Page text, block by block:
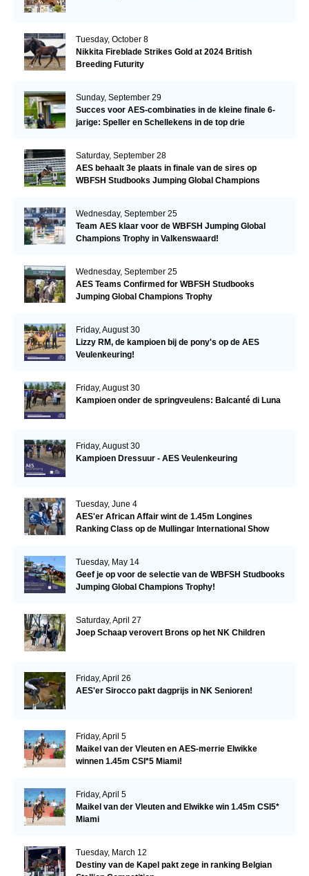
Tuesday, October 8
Nikkita Fireblade Strikes Gold at 2024 British
Breeding Futurity
Sunday, September 29
Succes voor AES-combinaties in de kleine finale 6-
jarige: Speller en Schellekens in de top drie
Saturday, September 28
AES behaalt 3e plaats in finale van de sires op
WBFSH Studbooks Jumping Global Champions
Wednesday, September 25
Team AES klaar voor de WBFSH Jumping Global
Champions Trophy in Valkenswaard!
Wednesday, September 25
AES Teams Confirmed for WBFSH Studbooks
Jumping Global Champions Trophy
Friday, August 30
Lizzy RM, de kampioen bij de pony's op de AES
Veulenkeuring!
Friday, August 30
Kampioen onder de springveulens: Balcanté di Luna
Friday, August 30
Kampioen Dressuur - AES Veulenkeuring
Tuesday, June 4
AES'er African Affair wint de 1.45m Longines
Ranking Class op de Mullingar International Show
Tuesday, May 14
Geef je op voor de selectie van de WBFSH Studbooks
Jumping Global Champions Trophy!
Saturday, April 27
Joep Schaap verovert Brons op het NK Children
Friday, April 26
AES'er Sirocco pakt dagprijs in NK Senioren!
Friday, April 5
Maikel van der Vleuten en AES-merrie Elwikke
winnen 1.45m CSI*5 Miami!
Friday, April 5
Maikel van der Vleuten and Elwikke win 1.45m CSI5*
Miami
Tuesday, March 12
Destiny van de Kapel pakt zege in ranking Belgian